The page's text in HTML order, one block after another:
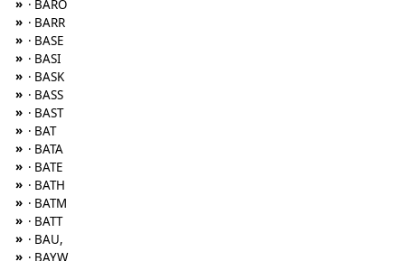
» · BARO
» · BARR
» · BASE
» · BASI
» · BASK
» · BASS
» · BAST
» · BAT
» · BATA
» · BATE
» · BATH
» · BATM
» · BATT
» · BAU,
» · BAYW